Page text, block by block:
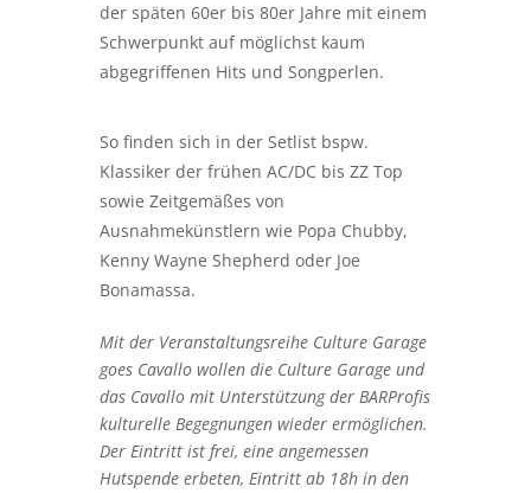
der späten 60er bis 80er Jahre mit einem
Schwerpunkt auf möglichst kaum
abgegriffenen Hits und Songperlen.
So finden sich in der Setlist bspw.
Klassiker der frühen AC/DC bis ZZ Top
sowie Zeitgemäßes von
Ausnahmekünstlern wie Popa Chubby,
Kenny Wayne Shepherd oder Joe
Bonamassa.
Mit der Veranstaltungsreihe Culture Garage
goes Cavallo wollen die Culture Garage und
das Cavallo mit Unterstützung der BARProfis
kulturelle Begegnungen wieder ermöglichen.
Der Eintritt ist frei, eine angemessen
Hutspende erbeten, Eintritt ab 18h in den